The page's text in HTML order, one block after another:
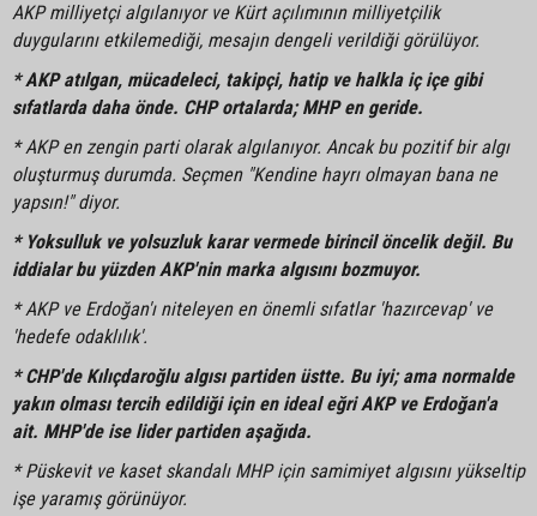
AKP milliyetçi algılanıyor ve Kürt açılımının milliyetçilik
duygularını etkilemediği, mesajın dengeli verildiği görülüyor.
* AKP atılgan, mücadeleci, takipçi, hatip ve halkla iç içe gibi
sıfatlarda daha önde. CHP ortalarda; MHP en geride.
* AKP en zengin parti olarak algılanıyor. Ancak bu pozitif bir algı
oluşturmuş durumda. Seçmen "Kendine hayrı olmayan bana ne
yapsın!" diyor.
* Yoksulluk ve yolsuzluk karar vermede birincil öncelik değil. Bu
iddialar bu yüzden AKP'nin marka algısını bozmuyor.
* AKP ve Erdoğan'ı niteleyen en önemli sıfatlar 'hazırcevap' ve
'hedefe odaklılık'.
* CHP'de Kılıçdaroğlu algısı partiden üstte. Bu iyi; ama normalde
yakın olması tercih edildiği için en ideal eğri AKP ve Erdoğan'a
ait. MHP'de ise lider partiden aşağıda.
* Püskevit ve kaset skandalı MHP için samimiyet algısını yükseltip
işe yaramış görünüyor.